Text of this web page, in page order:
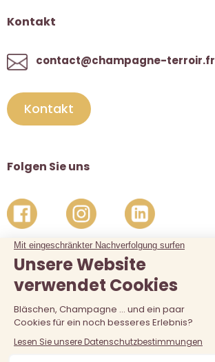
Kontakt
contact@champagne-terroir.fr
Kontakt
Folgen Sie uns